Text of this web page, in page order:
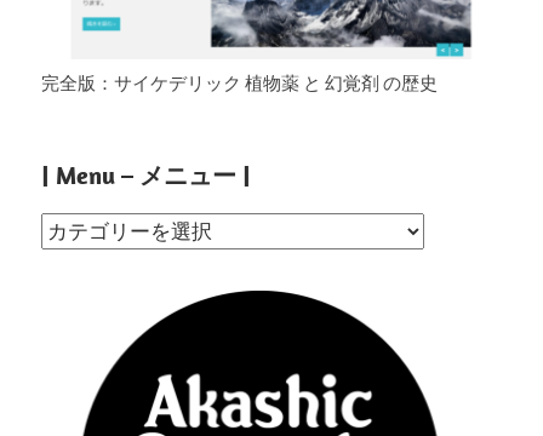
完全版：サイケデリック 植物薬 と 幻覚剤 の歴史
| Menu – メニュー |